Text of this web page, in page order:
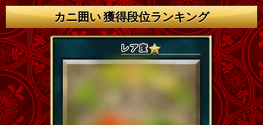
カニ囲い 獲得段位ランキング